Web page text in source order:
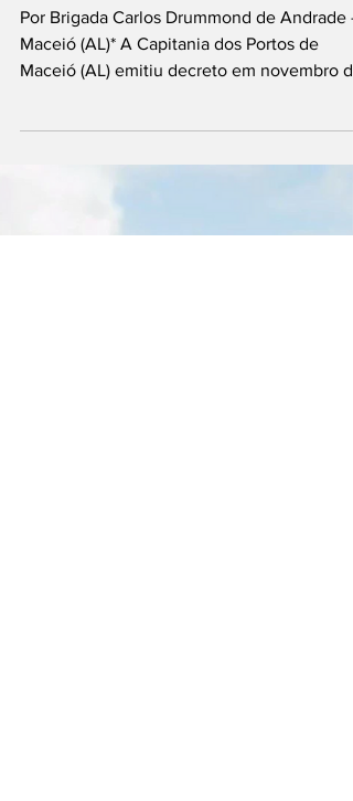
LAGOA MUNDAÚ -
MACÉIO (AL)
Maceió (AL)* A Capitania dos Portos de